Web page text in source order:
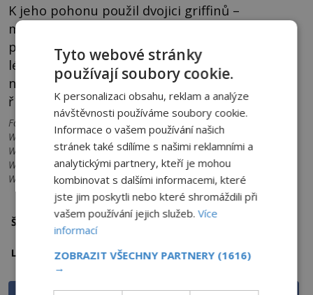
K jeho pohonu použil dvojici griffinů –
mystických tvorů, v jejichž tělech bylo patrné
propojení lva a orla. Když už Alexandr Veliký
létal, bylo nutné mu vytvořit i rovnocenného
nepřítele – létající stříbrné štíty alias UFO, co
říkáte?
Foto: 1 - Jean Wauquelin, 1448-1449., Public domain, via
Wikimedia Commons, 2 - Shavkat Kholmatov, Public domain, via
Wikimedia Commons, 3 -See page for author, Public domain, via
Wikimedia Commons, 4 - Jean Colombe, Public domain, via
Wikimedia Commons
Štítky: Alexandr Veliký incidenty s UFO
Lokalita: Kazachstán Libanon
Tyto webové stránky
používají soubory cookie.
K personalizaci obsahu, reklam a analýze
návštěvnosti používáme soubory cookie.
Informace o vašem používání našich
stránek také sdílíme s našimi reklamními a
analytickými partnery, kteří je mohou
kombinovat s dalšími informacemi, které
jste jim poskytli nebo které shromáždili při
vašem používání jejich služeb.Více
informací
ZOBRAZIT VŠECHNY PARTNERY (1616)
→